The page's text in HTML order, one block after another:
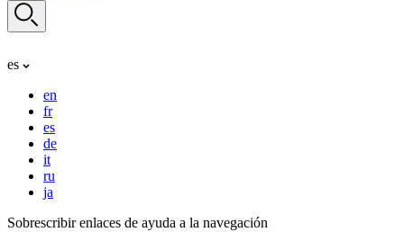
es
en
fr
es
de
it
ru
ja
Sobrescribir enlaces de ayuda a la navegación